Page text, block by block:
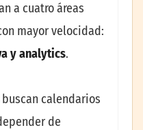
a cuatro áreas
mayor velocidad:
y analytics.
calendarios
de